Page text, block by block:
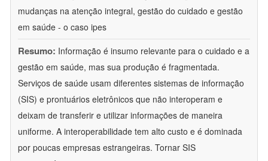
mudanças na atenção integral, gestão do cuidado e gestão
em saúde - o caso ipes
Resumo: Informação é insumo relevante para o cuidado e a
gestão em saúde, mas sua produção é fragmentada.
Serviços de saúde usam diferentes sistemas de informação
(SIS) e prontuários eletrônicos que não interoperam e
deixam de transferir e utilizar informações de maneira
uniforme. A interoperabilidade tem alto custo e é dominada
por poucas empresas estrangeiras. Tornar SIS